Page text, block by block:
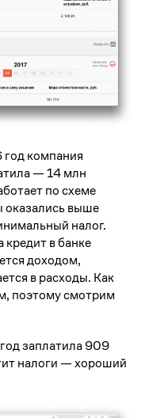
компания
— 14 млн
по схеме
оказались выше
налог.
кредит в банке
доходом,
в расходы. Как
поэтому смотрим
заплатила 909
налоги — хороший